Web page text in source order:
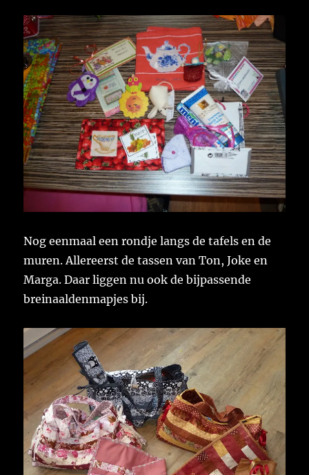
Nog eenmaal een rondje langs de tafels en de
muren. Allereerst de tassen van Ton, Joke en
Marga. Daar liggen nu ook de bijpassende
breinaaldenmapjes bij.